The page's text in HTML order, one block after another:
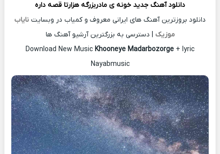
دانلود آهنگ جدید خونه ی مادربزرگه هزارتا قصه داره
دانلود بروزترین آهنگ های ایرانی معروف و کمیاب در وبسایت نایاب
موزیک | دسترسی به بزرگترین آرشیو آهنگ ها
Download New Music Khooneye Madarbozorge + lyric
Nayabmusic